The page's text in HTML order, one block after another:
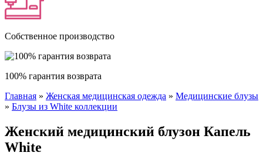
Собственное производство
100% гарантия возврата
Вы здесь
Главная » Женская медицинская одежда » Медицинские блузы
» Блузы из White коллекции
Женский медицинский блузон Капель
White